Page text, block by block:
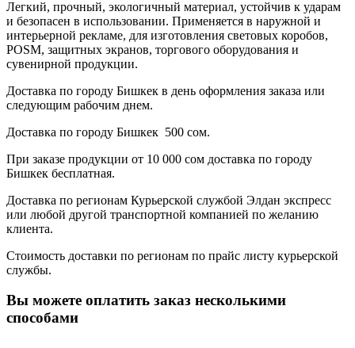
Легкий, прочный, экологичный материал, устойчив к ударам
и безопасен в использовании. Применяется в наружной и
интерьерной рекламе, для изготовления световых коробов,
POSM, защитных экранов, торгового оборудования и
сувенирной продукции.
Доставка по городу Бишкек в день оформления заказа или
следующим рабочим днем.
Доставка по городу Бишкек 500 сом.
При заказе продукции от 10 000 сом доставка по городу
Бишкек бесплатная.
Доставка по регионам Курьерской службой Элдан экспресс
или любой другой транспортной компанией по желанию
клиента.
Стоимость доставки по регионам по прайс листу курьерской
службы.
Вы можете оплатить заказ несколькими
способами